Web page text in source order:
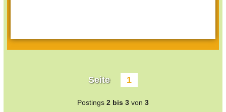
Seite 1
Postings 2 bis 3 von 3